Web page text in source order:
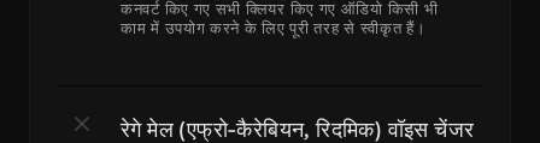
कनवर्ट किए गए सभी क्लियर किए गए ऑडियो किसी भी
काम में उपयोग करने के लिए पूरी तरह से स्वीकृत हैं।
रेगे मेल (एफ्रो-कैरेबियन, रिदमिक) वॉइस चेंजर